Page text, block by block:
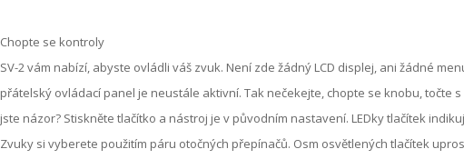
Chopte se kontroly
SV-2 vám nabízí, abyste ovládli váš zvuk. Není zde žádný LCD displej, ani žádné
přátelský ovládací panel je neustále aktivní. Tak nečekejte, chopte se knobu, točte
jste názor? Stiskněte tlačítko a nástroj je v původním nastavení. LEDky tlačítek
Zvuky si vyberete použitím páru otočných přepínačů. Osm osvětlených tlačítek